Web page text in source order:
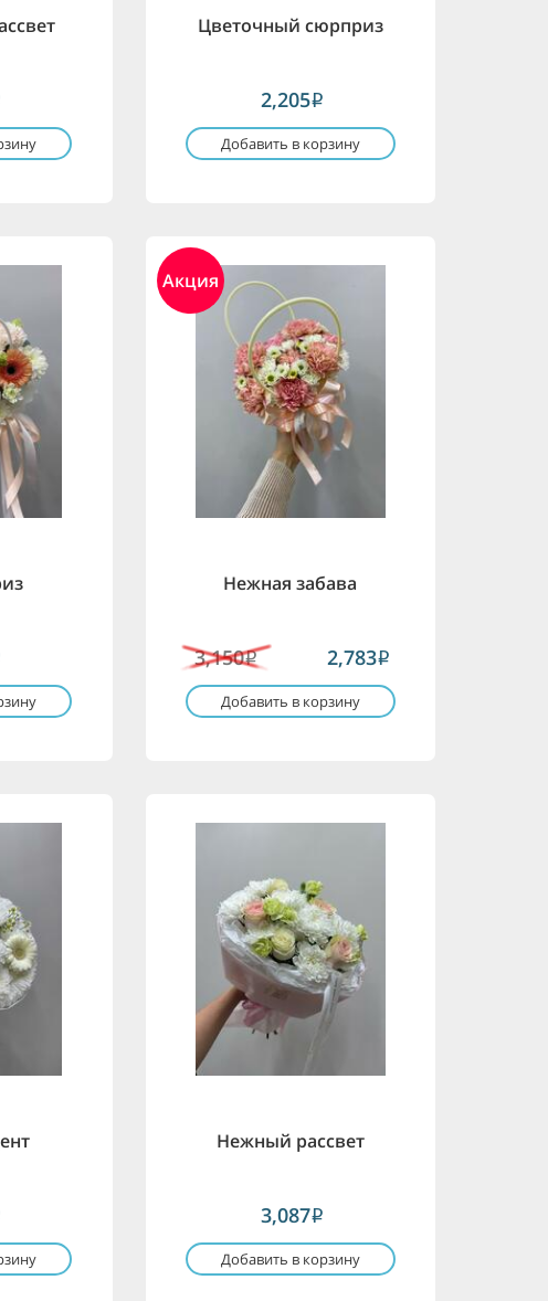
Цветочный сюрприз
2,205i
Добавить в корзину
Акция
Нежная забава
3,150i 2,783i
Добавить в корзину
Нежный рассвет
3,087i
Добавить в корзину